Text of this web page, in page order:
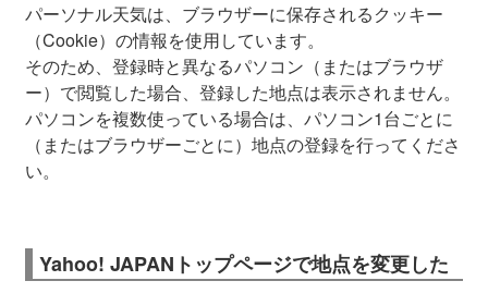
パーソナル天気は、ブラウザーに保存されるクッキー
（Cookie）の情報を使用しています。
そのため、登録時と異なるパソコン（またはブラウザ
ー）で閲覧した場合、登録した地点は表示されません。
パソコンを複数使っている場合は、パソコン1台ごとに
（またはブラウザーごとに）地点の登録を行ってくださ
い。
Yahoo! JAPANトップページで地点を変更した